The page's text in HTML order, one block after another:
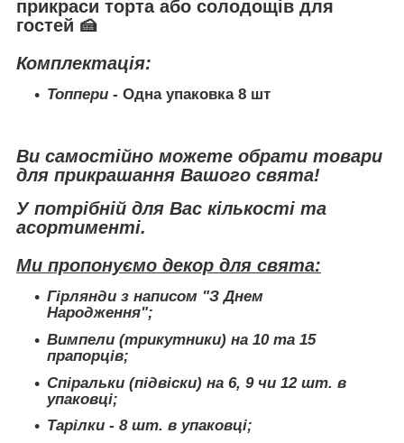
прикраси торта або солодощів для
гостей 🍰
Комплектація:
Топпери - Одна упаковка 8 шт
Ви самостійно можете обрати товари
для прикрашання Вашого свята!
У потрібній для Вас кількості та
асортименті.
Ми пропонуємо декор для свята:
Гірлянди з написом "З Днем
Народження";
Вимпели (трикутники) на 10 та 15
прапорців;
Спіральки (підвіски) на 6, 9 чи 12 шт. в
упаковці;
Тарілки - 8 шт. в упаковці;